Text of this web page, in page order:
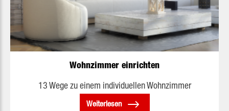
Wohnzimmer einrichten
13 Wege zu einem individuellen Wohnzimmer
Weiterlesen